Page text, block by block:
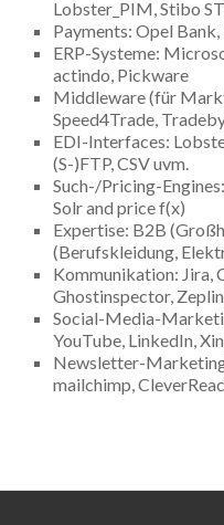
Lobster_PIM, Stibo
Payments: Opel
ERP-Systeme:
actindo, Pickware
Middleware (für
Speed4Trade,
EDI-Interfaces:
(S-)FTP, CSV uvm.
Such-/Pricing-
Solr and price f(x)
Expertise: B2B
(Berufskleidung,
Kommunikation: Jira,
Ghostinspector,
Social-Media-
YouTube, LinkedIn,
Newsletter-
mailchimp,